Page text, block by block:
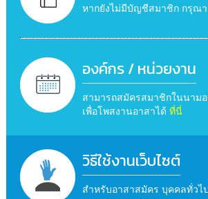
หากยังไม่มีบัญชีสมาชิก กรุณ
องค์กร / หน่วยงาน
สามารถสมัครสมาชิกในนาม
เพื่อโพสงานอาสาได้ ที่นี่
วิธีใช้งานเว็บไซต์
สำหรับอาสาสมัคร บุคคลทั่วไป